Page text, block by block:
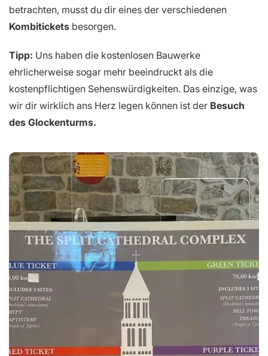
betrachten, musst du dir eines der verschiedenen
Kombitickets besorgen.
Tipp: Uns haben die kostenlosen Bauwerke
ehrlicherweise sogar mehr beeindruckt als die
kostenpflichtigen Sehenswürdigkeiten. Das einzige, was
wir dir wirklich ans Herz legen können ist der Besuch
des Glockenturms.